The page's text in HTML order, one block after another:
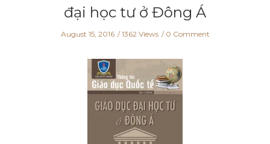
đại học tư ở Đông Á
August 15, 2016 1362 Views 0 Comment